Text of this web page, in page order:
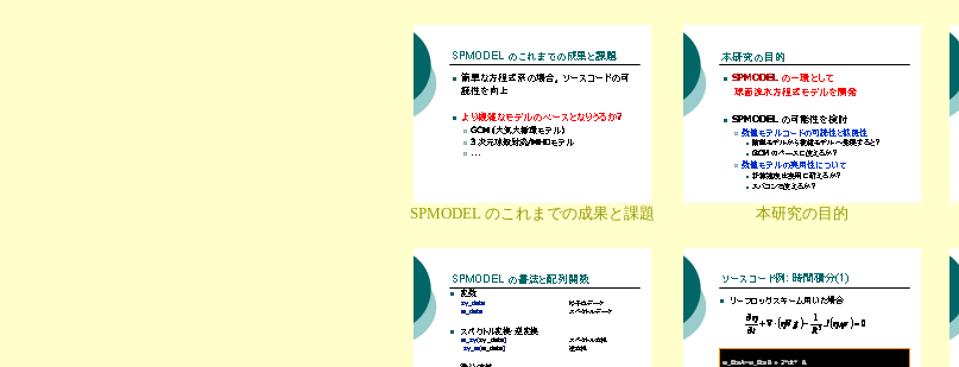
SPMODEL のこれまでの成果と課題 本研究の目的